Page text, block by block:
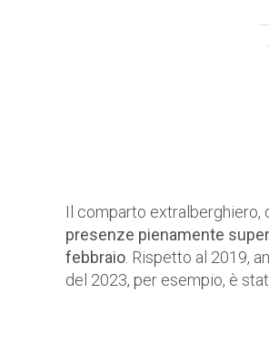
Il comparto extralberghiero,
presenze pienamente
febbraio. Rispetto al 2019,
del 2023, per esempio, è